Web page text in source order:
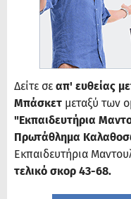
Δείτε σε απ' ευθείας
Μπάσκετ μεταξύ των
"Εκπαιδευτήρια
Πρωτάθλημα
Εκπαιδευτήρια
τελικό σκορ 43-68.